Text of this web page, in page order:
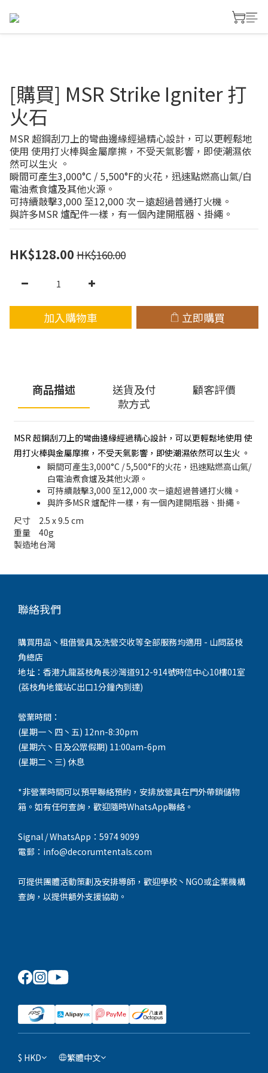
[購買] MSR Strike Igniter 打
火石
MSR 超鋼刮刀上的彎曲邊緣經過精心設計，可以更輕鬆地
使用 使用打火棒與金屬摩擦，不受天氣影響，即使潮濕依
然可以生火 。
瞬間可產生3,000°C / 5,500°F的火花，迅速點燃高山氣/白
電油煮食爐及其他火源。
可持續敲擊3,000 至12,000 次－遠超過普通打火機。
與許多MSR 爐配件一樣，有一個內建開瓶器、掛繩。
HK$128.00 HK$160.00
加入購物車 立即購買
商品描述
送貨及付
款方式
顧客評價
MSR 超鋼刮刀上的彎曲邊緣經過精心設計，可以更輕鬆地使用 使
用打火棒與金屬摩擦，不受天氣影響，即使潮濕依然可以生火 。
瞬間可產生3,000°C / 5,500°F的火花，迅速點燃高山氣/
白電油煮食爐及其他火源。
可持續敲擊3,000 至12,000 次－遠超過普通打火機。
與許多MSR 爐配件一樣，有一個內建開瓶器、掛繩。
尺寸
2.5 x 9.5 cm
重量
40g
製造地台灣
聯絡我們
購買用品丶租借營具及洗營交收等全部服務均適用 - 山問荔枝
角總店
地址：香港九龍荔枝角長沙灣道912-914號時信中心10樓01室
(荔枝角地鐵站C出口1分鐘內到達)
營業時間：
(星期一丶四丶五) 12nn-8:30pm
(星期六丶日及公眾假期) 11:00am-6pm
(星期二丶三) 休息
*非營業時間可以預早聯絡預約，安排放營具在門外帶鎖儲物
箱。如有任何查詢，歡迎隨時WhatsApp聯絡。
Signal / WhatsApp：5974 9099
電郵：info@decorumtentals.com
可提供團體活動策劃及安排導師，歡迎學校丶NGO或企業機構
查詢，以提供額外支援協助。
$ HKD 繁體中文